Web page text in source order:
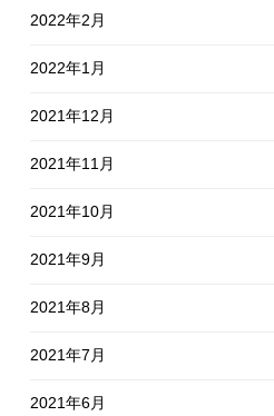
2022年2月
2022年1月
2021年12月
2021年11月
2021年10月
2021年9月
2021年8月
2021年7月
2021年6月